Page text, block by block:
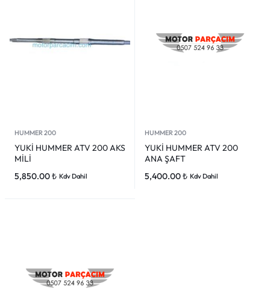
HUMMER 200
YUKİ HUMMER ATV 200 AKS
MİLİ
5,850.00₺ Kdv Dahil
HUMMER 200
YUKİ HUMMER ATV 200
ANA ŞAFT
5,400.00₺ Kdv Dahil